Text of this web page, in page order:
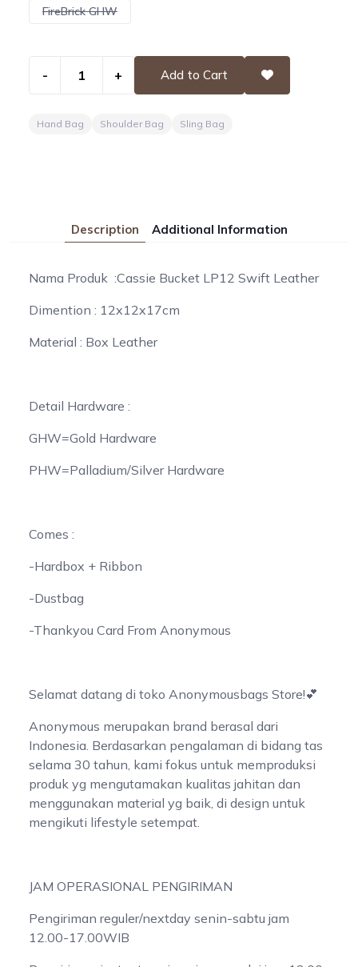
FireBrick GHW
- + Add to Cart
Hand Bag Shoulder Bag Sling Bag
Description Additional Information
Nama Produk :Cassie Bucket LP12 Swift Leather
Dimention : 12x12x17cm
Material : Box Leather
Detail Hardware :
GHW=Gold Hardware
PHW=Palladium/Silver Hardware
Comes :
-Hardbox + Ribbon
-Dustbag
-Thankyou Card From Anonymous
Selamat datang di toko Anonymousbags Store!💕
Anonymous merupakan brand berasal dari
Indonesia. Berdasarkan pengalaman di bidang tas
selama 30 tahun, kami fokus untuk memproduksi
produk yg mengutamakan kualitas jahitan dan
menggunakan material yg baik, di design untuk
mengikuti lifestyle setempat.
JAM OPERASIONAL PENGIRIMAN
Pengiriman reguler/nextday senin-sabtu jam
12.00-17.00WIB